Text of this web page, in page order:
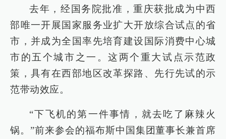
去年，经国务院批准，重庆获批成为中西
部唯一开展国家服务业扩大开放综合试点的省
市，并成为全国率先培育建设国际消费中心城
市的五个城市之一。这两个重大试点示范政
策，具有在西部地区改革探路、先行先试的示
范带动效应。
“下飞机的第一件事情，就去吃了麻辣火
锅。”前来参会的福布斯中国集团董事长兼首席